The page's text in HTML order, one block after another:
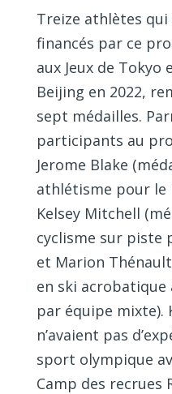
Treize athlètes
financés par ce
aux Jeux de Tokyo
Beijing en 2022,
sept médailles.
participants au
Jerome Blake
athlétisme pour le
Kelsey Mitchell
cyclisme sur piste
et Marion
en ski acrobatique
par équipe mixte).
n’avaient pas
sport olympique
Camp des recrues